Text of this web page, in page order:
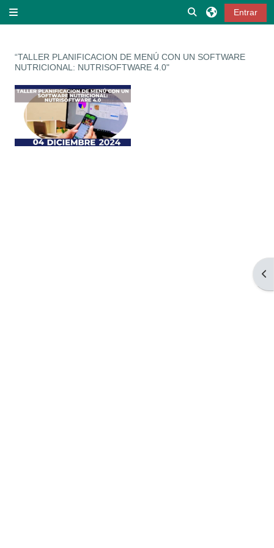
Selector de
Entrar
“TALLER PLANIFICACION DE MENÚ CON UN SOFTWARE
NUTRICIONAL: NUTRISOFTWARE 4.0"